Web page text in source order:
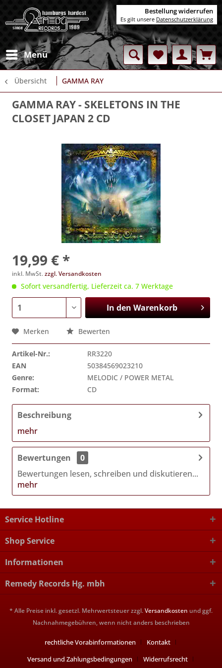
Menü
Übersicht GAMMA RAY
GAMMA RAY- SKELETONS IN THE
CLOSET JAPAN 2 CD
19,99 € *
inkl. MwSt.zzgl. Versandkosten
Sofort versandfertig, Lieferzeit ca. 7 Werktage
In denWarenkorb
Merken Bewerten
Artikel-Nr.:
RR3220
EAN
50384569023210
Genre:
MELODIC / POWER METAL
Format:
CD
Beschreibung
mehr
Bewertungen
0
Bewertungen lesen, schreiben und diskutieren...
mehr
Service Hotline
Shop Service
Informationen
Remedy Records Hg. mbh
* Alle Preise inkl. gesetzl. Mehrwertsteuer zzgl.Versandkosten und ggf.
Nachnahmegebühren, wenn nicht anders beschrieben
rechtliche Vorabinformationen
Kontakt
Versand und Zahlungsbedingungen
Widerrufsrecht
Bestellung widerrufen
Es gilt unsere Datenschutzerklärung